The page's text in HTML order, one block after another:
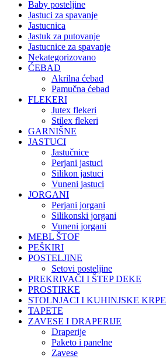
Baby posteljine
Jastuci za spavanje
Jastucnica
Jastuk za putovanje
Jastucnice za spavanje
Nekategorizovano
ĆEBAD
Akrilna ćebad
Pamučna ćebad
FLEKERI
Jutex flekeri
Stilex flekeri
GARNIŠNE
JASTUCI
Jastučnice
Perjani jastuci
Silikon jastuci
Vuneni jastuci
JORGANI
Perjani jorgani
Silikonski jorgani
Vuneni jorgani
MEBL ŠTOF
PEŠKIRI
POSTELJINE
Setovi posteljine
PREKRIVAČI I ŠTEP DEKE
PROSTIRKE
STOLNJACI I KUHINJSKE KRPE
TAPETE
ZAVESE I DRAPERIJE
Draperije
Paketo i panelne
Zavese